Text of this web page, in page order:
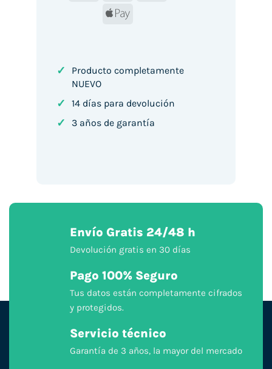
Apple
✓
Producto completamente
NUEVO
✓ 14 días para devolución
✓ 3 años de garantía
Envío Gratis 24/48 h
Devolución gratis en 30 días
Pago 100% Seguro
Tus datos están completamente cifrados
y protegidos.
Servicio técnico
Garantía de 3 años, la mayor del mercado